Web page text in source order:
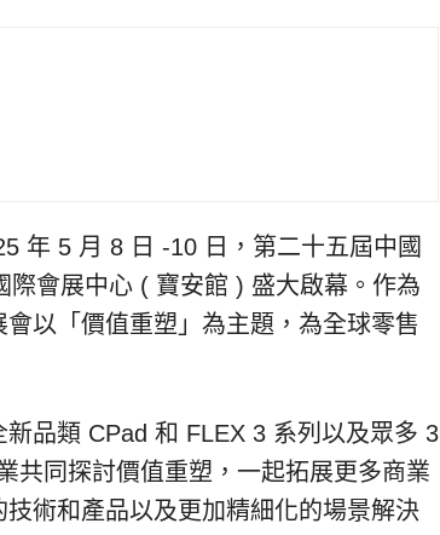
年 5 月 8 日 -10 日，第二十五屆中國
際會展中心 ( 寶安館 ) 盛大啟幕。作為
以「價值重塑」為主題，為全球零售
新品類 CPad 和 FLEX 3 系列以及眾多 3
共同探討價值重塑，一起拓展更多商業
術和產品以及更加精細化的場景解決